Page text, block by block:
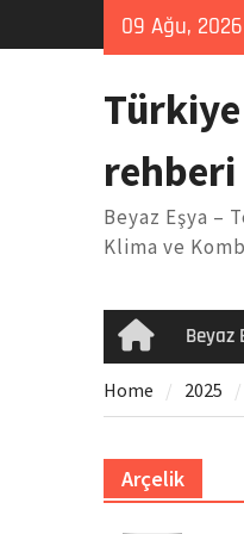
09 Ağu, 2026
rehberi
Beyaz Eşya –
Klima ve
HomeBeyaz
Home 2025
Arçelik